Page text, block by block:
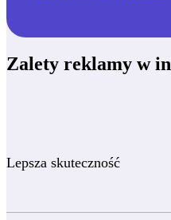
Zalety reklamy w
Lepsza skuteczność